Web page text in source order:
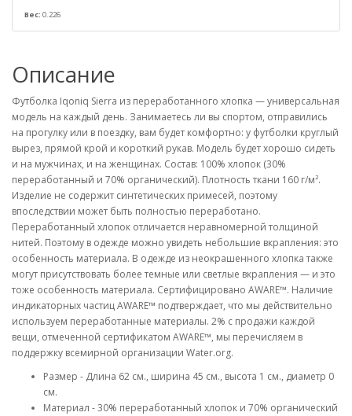
Вес: 0.226
Описание
Футболка Iqoniq Sierra из переработанного хлопка — универсальная
модель на каждый день. Занимаетесь ли вы спортом, отправились
на прогулку или в поездку, вам будет комфортно: у футболки круглый
вырез, прямой крой и короткий рукав. Модель будет хорошо сидеть
и на мужчинах, и на женщинах. Состав: 100% хлопок (30%
переработанный и 70% органический). Плотность ткани 160 г/м².
Изделие не содержит синтетических примесей, поэтому
впоследствии может быть полностью переработано.
Переработанный хлопок отличается неравномерной толщиной
нитей. Поэтому в одежде можно увидеть небольшие вкрапления: это
особенность материала. В одежде из неокрашенного хлопка также
могут присутствовать более темные или светлые вкрапления — и это
тоже особенность материала. Сертифицировано AWARE™. Наличие
индикаторных частиц AWARE™ подтверждает, что мы действительно
используем переработанные материалы. 2% с продажи каждой
вещи, отмеченной сертификатом AWARE™, мы перечисляем в
поддержку всемирной организации Water.org.
Размер - Длина 62 см., ширина 45 см., высота 1 см., диаметр 0
см.
Материал - 30% переработанный хлопок и 70% органический